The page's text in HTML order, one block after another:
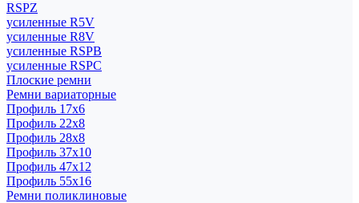
RSPZ
усиленные R5V
усиленные R8V
усиленные RSPB
усиленные RSPC
Плоские ремни
Ремни вариаторные
Профиль 17x6
Профиль 22x8
Профиль 28x8
Профиль 37x10
Профиль 47x12
Профиль 55x16
Ремни поликлиновые